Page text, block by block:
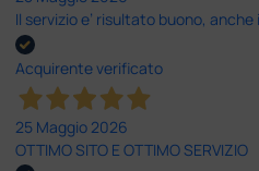
Il servizio e’ risultato buono,
Acquirente verificato
25 Maggio 2026
OTTIMO SITO E OTTIMO SERVIZIO